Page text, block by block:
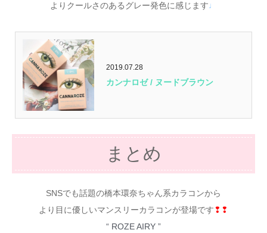
よりクールさのあるグレー発色に感じます♩
2019.07.28
カンナロゼ / ヌードブラウン
まとめ
SNSでも話題の橋本環奈ちゃん系カラコンから
より目に優しいマンスリーカラコンが登場です❢❢
“ ROZE AIRY ”